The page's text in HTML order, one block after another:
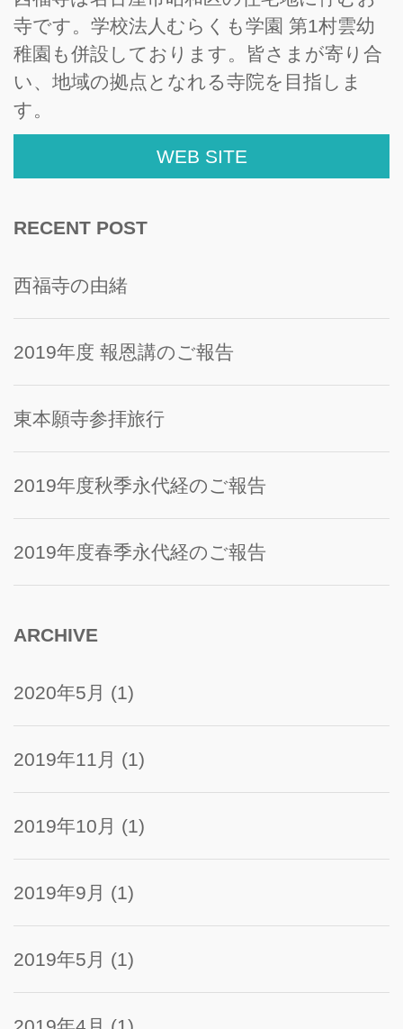
寺です。学校法人むらくも学園 第1村雲幼
稚園も併設しております。皆さまが寄り合
い、地域の拠点となれる寺院を目指しま
す。
WEB SITE
RECENT POST
西福寺の由緒
2019年度 報恩講のご報告
東本願寺参拝旅行
2019年度秋季永代経のご報告
2019年度春季永代経のご報告
ARCHIVE
2020年5月 (1)
2019年11月 (1)
2019年10月 (1)
2019年9月 (1)
2019年5月 (1)